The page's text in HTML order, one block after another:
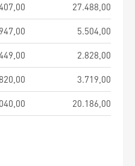
27.488,00
5.504,00
2.828,00
3.719,00
20.186,00